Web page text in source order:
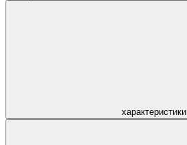
характеристики